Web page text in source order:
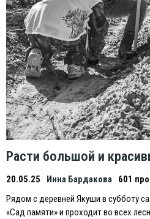
Расти большой и
20.05.25 Инна Бардакова
601
Рядом с деревней Якуши в субботу
«Сад памяти» и проходит во всех